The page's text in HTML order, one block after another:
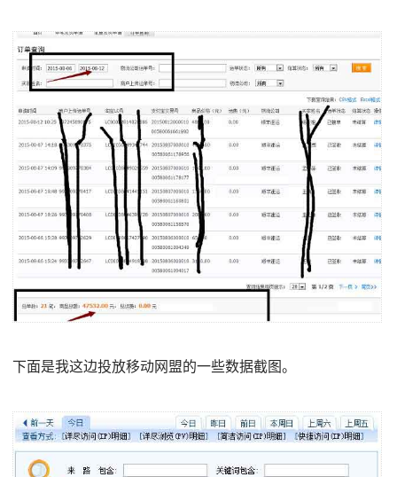
下面是我这边投放移动网盟的一些数据截图。